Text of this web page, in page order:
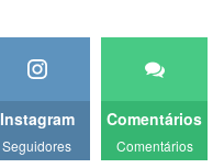
Instagram
Seguidores
Comentários
Comentários